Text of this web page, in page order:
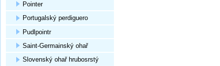
Pointer
Portugalský perdiguero
Pudlpointr
Saint-Germainský ohař
Slovenský ohař hrubosrstý